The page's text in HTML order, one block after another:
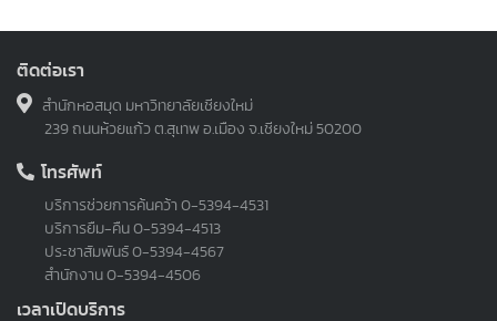
ติดต่อเรา
สำนักหอสมุด มหาวิทยาลัยเชียงใหม่
239 ถนนห้วยแก้ว ต.สุเทพ อ.เมือง จ.เชียงใหม่ 50200
โทรศัพท์
บริการช่วยการค้นคว้า 0-5394-4531
บริการยืม-คืน 0-5394-4513
ประชาสัมพันธ์ 0-5394-4567
สำนักงาน 0-5394-4506
เวลาเปิดบริการ